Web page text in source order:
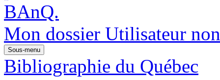
Mon dossier Utilisateur
Sous-menu
Bibliographie du Québec